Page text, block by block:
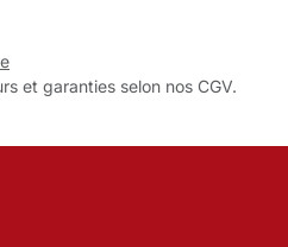
et garanties selon nos CGV.